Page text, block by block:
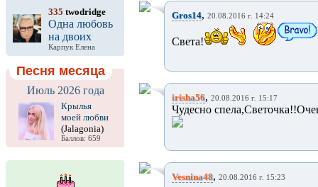
335 twodridge
Одна любовь
на двоих
Карпук Елена
Песня месяца
Июль 2026 года
Крылья
моей любви
(Jalagonia)
Баллов: 659
Gros14, 20.08.2016 г. 14:24
Света!
irisha56, 20.08.2016 г. 15:17
Чудесно
Vesnina48, 20.08.2016 г. 15:23